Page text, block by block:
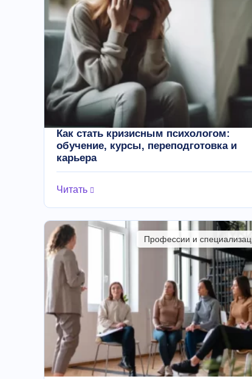
Как стать кризисным психологом:
обучение, курсы, переподготовка и
карьера
Читать
Профессии и